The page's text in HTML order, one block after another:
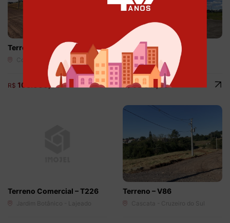
Terreno Comercial – V34
Conventos - Lajeado
R$ 103.000,00
Terreno – V197
Conventos - Lajeado
R$98.841,00
Terreno Comercial – T226 Terreno – V86